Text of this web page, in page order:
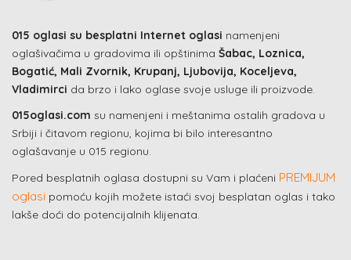
015 oglasi su besplatni Internet oglasi namenjeni
oglašivačima u gradovima ili opštinima Šabac, Loznica,
Bogatić, Mali Zvornik, Krupanj, Ljubovija, Koceljeva,
Vladimirci da brzo i lako oglase svoje usluge ili proizvode.
015oglasi.com su namenjeni i meštanima ostalih gradova u
Srbiji i čitavom regionu, kojima bi bilo interesantno
oglašavanje u 015 regionu.
Pored besplatnih oglasa dostupni su Vam i plaćeni PREMIJUM
oglasi pomoću kojih možete istaći svoj besplatan oglas i tako
lakše doći do potencijalnih klijenata.